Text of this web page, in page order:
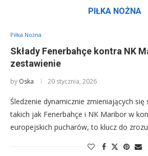
PIŁKA NOŻNA
Piłka Nożna
Składy Fenerbahçe kontra NK
zestawienie
by Oska 20 stycznia, 2026
Śledzenie dynamicznie zmieniających się
takich jak Fenerbahçe i NK Maribor w
europejskich pucharów, to klucz do